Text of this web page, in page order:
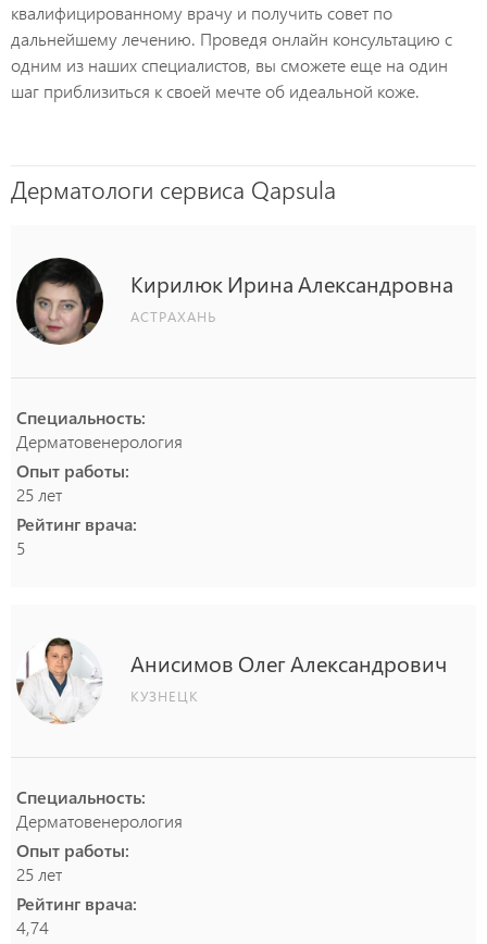
квалифицированному врачу и получить совет по
дальнейшему лечению. Проведя онлайн консультацию с
одним из наших специалистов, вы сможете еще на один
шаг приблизиться к своей мечте об идеальной коже.
Дерматологи сервиса Qapsula
КирилюкИринаАлександровна
АСТРАХАНЬ
Специальность:
Дерматовенерология
Опыт работы:
25 лет
Рейтинг врача:
5
Анисимов ОлегАлександрович
КУЗНЕЦК
Специальность:
Дерматовенерология
Опыт работы:
25 лет
Рейтинг врача:
4,74